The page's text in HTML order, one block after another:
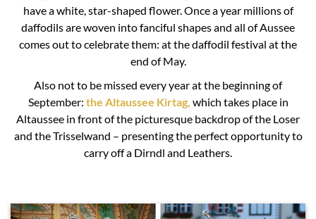
have a white, star-shaped flower. Once a year millions of
daffodils are woven into fanciful shapes and all of Aussee
comes out to celebrate them: at the daffodil festival at the
end of May.
Also not to be missed every year at the beginning of
September: the Altaussee Kirtag, which takes place in
Altaussee in front of the picturesque backdrop of the Loser
and the Trisselwand – presenting the perfect opportunity to
carry off a Dirndl and Leathers.